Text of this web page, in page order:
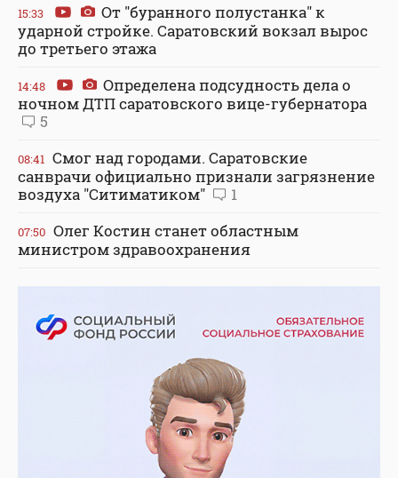
15:33
От "буранного полустанка" к
ударной стройке. Саратовский вокзал вырос
до третьего этажа
14:48
Определена подсудность дела о
ночном ДТП саратовского вице-губернатора
5
08:41 Смог над городами. Саратовские
санврачи официально признали загрязнение
воздуха "Ситиматиком"
1
07:50 Олег Костин станет областным
министром здравоохранения